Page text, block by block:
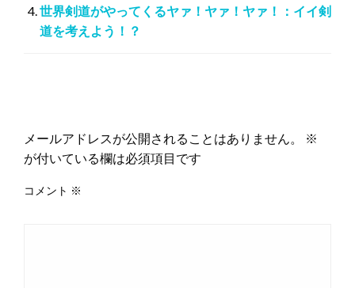
世界剣道がやってくるヤァ！ヤァ！ヤァ！：イイ剣
道を考えよう！？
メールアドレスが公開されることはありません。
※
が付いている欄は必須項目です
コメント ※